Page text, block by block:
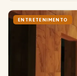
ENTRETENIMENTO